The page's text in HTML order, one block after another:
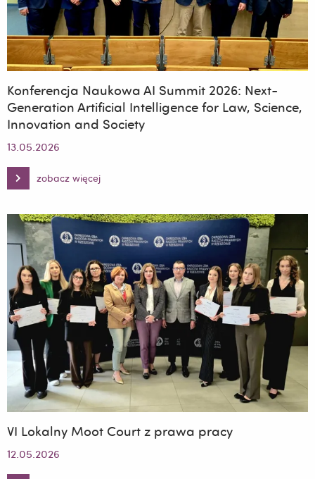
Konferencja Naukowa AI Summit 2026: Next-
Generation Artificial Intelligence for Law, Science,
Innovation and Society
13.05.2026
zobacz więcej
Konferencja
Naukowa
Summit
2026:
Next-
Generation
Artificial
Intelligence
for
Law,
Science,
Innovation
and
Society
VI Lokalny Moot Court z prawa pracy
12.05.2026